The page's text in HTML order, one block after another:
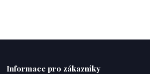
Informace pro zákazníky